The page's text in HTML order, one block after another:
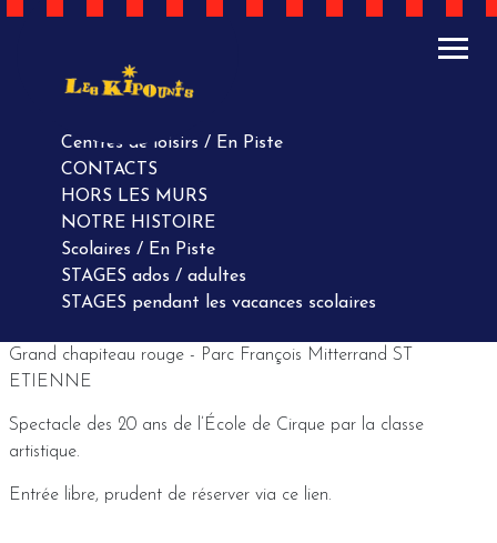
ACTUALITÉS
AGENDA
Centres de loisirs / En Piste
CONTACTS
HORS LES MURS
NOTRE HISTOIRE
Scolaires / En Piste
STAGES ados / adultes
STAGES pendant les vacances scolaires
Grand chapiteau rouge - Parc François Mitterrand ST
ETIENNE
Spectacle des 20 ans de l’École de Cirque par la classe
artistique.
Entrée libre, prudent de réserver via celien.